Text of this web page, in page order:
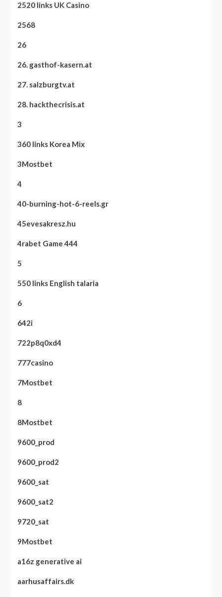
2520 links UK Casino
2568
26
26. gasthof-kasern.at
27. salzburgtv.at
28. hackthecrisis.at
3
360 links Korea Mix
3Mostbet
4
40-burning-hot-6-reels.gr
45evesakresz.hu
4rabet Game 444
5
550 links English talaria
6
642i
722p8q0xd4
777casino
7Mostbet
8
8Mostbet
9600_prod
9600_prod2
9600_sat
9600_sat2
9720_sat
9Mostbet
a16z generative ai
aarhusaffairs.dk